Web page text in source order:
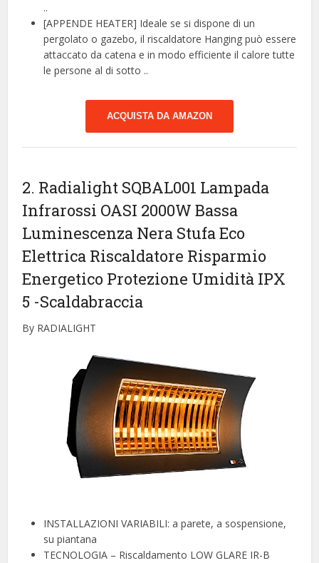
..
[APPENDE HEATER] Ideale se si dispone di un
pergolato o gazebo, il riscaldatore Hanging può essere
attaccato da catena e in modo efficiente il calore tutte
le persone al di sotto ..
ACQUISTA DA AMAZON
2. Radialight SQBAL001 Lampada
Infrarossi OASI 2000W Bassa
Luminescenza Nera Stufa Eco
Elettrica Riscaldatore Risparmio
Energetico Protezione Umidità IPX
5 -Scaldabraccia
By RADIALIGHT
️INSTALLAZIONI VARIABILI: a parete, a sospensione,
su piantana
️TECNOLOGIA – Riscaldamento LOW GLARE IR-B